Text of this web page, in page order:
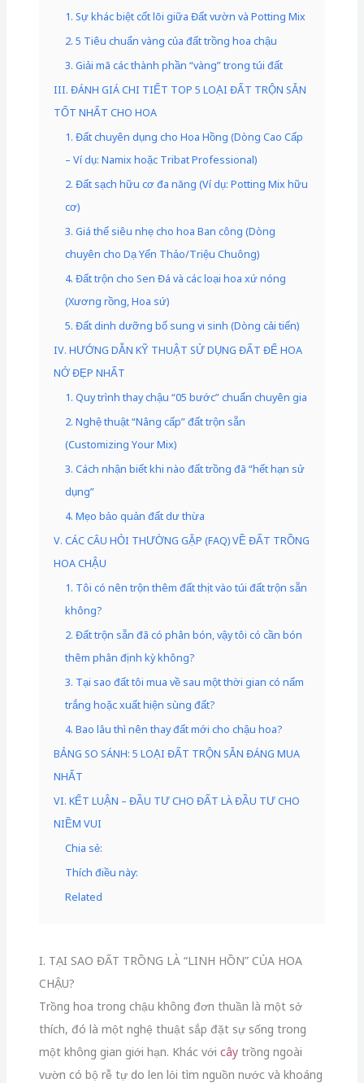
1. Sự khác biệt cốt lõi giữa Đất vườn và Potting Mix
2. 5 Tiêu chuẩn vàng của đất trồng hoa chậu
3. Giải mã các thành phần “vàng” trong túi đất
III. ĐÁNH GIÁ CHI TIẾT TOP 5 LOẠI ĐẤT TRỘN SẴN
TỐT NHẤT CHO HOA
1. Đất chuyên dụng cho Hoa Hồng (Dòng Cao Cấp
– Ví dụ: Namix hoặc Tribat Professional)
2. Đất sạch hữu cơ đa năng (Ví dụ: Potting Mix hữu
cơ)
3. Giá thể siêu nhẹ cho hoa Ban công (Dòng
chuyên cho Dạ Yến Thảo/Triệu Chuông)
4. Đất trộn cho Sen Đá và các loại hoa xứ nóng
(Xương rồng, Hoa sứ)
5. Đất dinh dưỡng bổ sung vi sinh (Dòng cải tiến)
IV. HƯỚNG DẪN KỸ THUẬT SỬ DỤNG ĐẤT ĐỂ HOA
NỞ ĐẸP NHẤT
1. Quy trình thay chậu “05 bước” chuẩn chuyên gia
2. Nghệ thuật “Nâng cấp” đất trộn sẵn
(Customizing Your Mix)
3. Cách nhận biết khi nào đất trồng đã “hết hạn sử
dụng”
4. Mẹo bảo quản đất dư thừa
V. CÁC CÂU HỎI THƯỜNG GẶP (FAQ) VỀ ĐẤT TRỒNG
HOA CHẬU
1. Tôi có nên trộn thêm đất thịt vào túi đất trộn sẵn
không?
2. Đất trộn sẵn đã có phân bón, vậy tôi có cần bón
thêm phân định kỳ không?
3. Tại sao đất tôi mua về sau một thời gian có nấm
trắng hoặc xuất hiện sùng đất?
4. Bao lâu thì nên thay đất mới cho chậu hoa?
BẢNG SO SÁNH: 5 LOẠI ĐẤT TRỘN SẴN ĐÁNG MUA
NHẤT
VI. KẾT LUẬN – ĐẦU TƯ CHO ĐẤT LÀ ĐẦU TƯ CHO
NIỀM VUI
Chia sẻ:
Thích điều này:
Related
I. TẠI SAO ĐẤT TRỒNG LÀ “LINH HỒN” CỦA HOA
CHẬU?
Trồng hoa trong chậu không đơn thuần là một sở
thích, đó là một nghệ thuật sắp đặt sự sống trong
một không gian giới hạn. Khác với câytrồng ngoài
vườn có bộ rễ tự do len lỏi tìm nguồn nước và khoáng